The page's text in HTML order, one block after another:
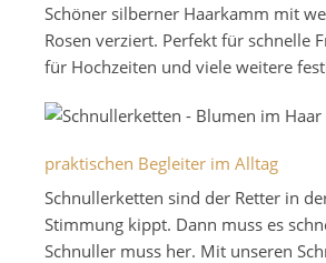
Schöner silberner Haarkamm mit
Rosen verziert. Perfekt für schnelle
für Hochzeiten und viele weitere
praktischen Begleiter im Alltag
Schnullerketten sind der Retter in
Stimmung kippt. Dann muss es
Schnuller muss her. Mit unseren